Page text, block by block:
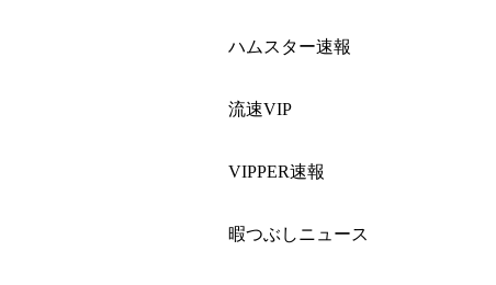
ハムスター速報
流速VIP
VIPPER速報
暇つぶしニュース